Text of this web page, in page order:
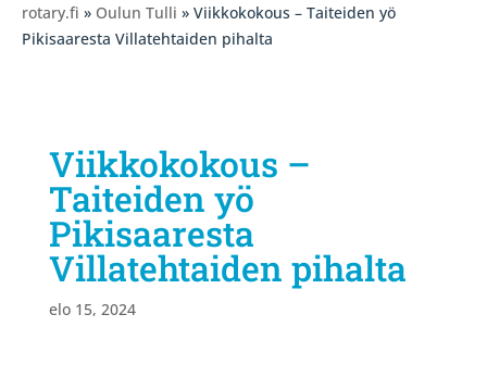
rotary.fi » Oulun Tulli » Viikkokokous – Taiteiden yö
Pikisaaresta Villatehtaiden pihalta
Viikkokokous –
Taiteiden yö
Pikisaaresta
Villatehtaiden pihalta
elo 15, 2024